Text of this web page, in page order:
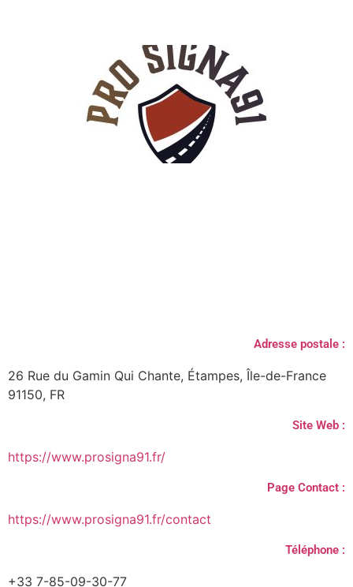
Adresse postale :
26 Rue du Gamin Qui Chante, Étampes, Île-de-France
91150, FR
Site Web :
https://www.prosigna91.fr/
Page Contact :
https://www.prosigna91.fr/contact
Téléphone :
+33 7-85-09-30-77